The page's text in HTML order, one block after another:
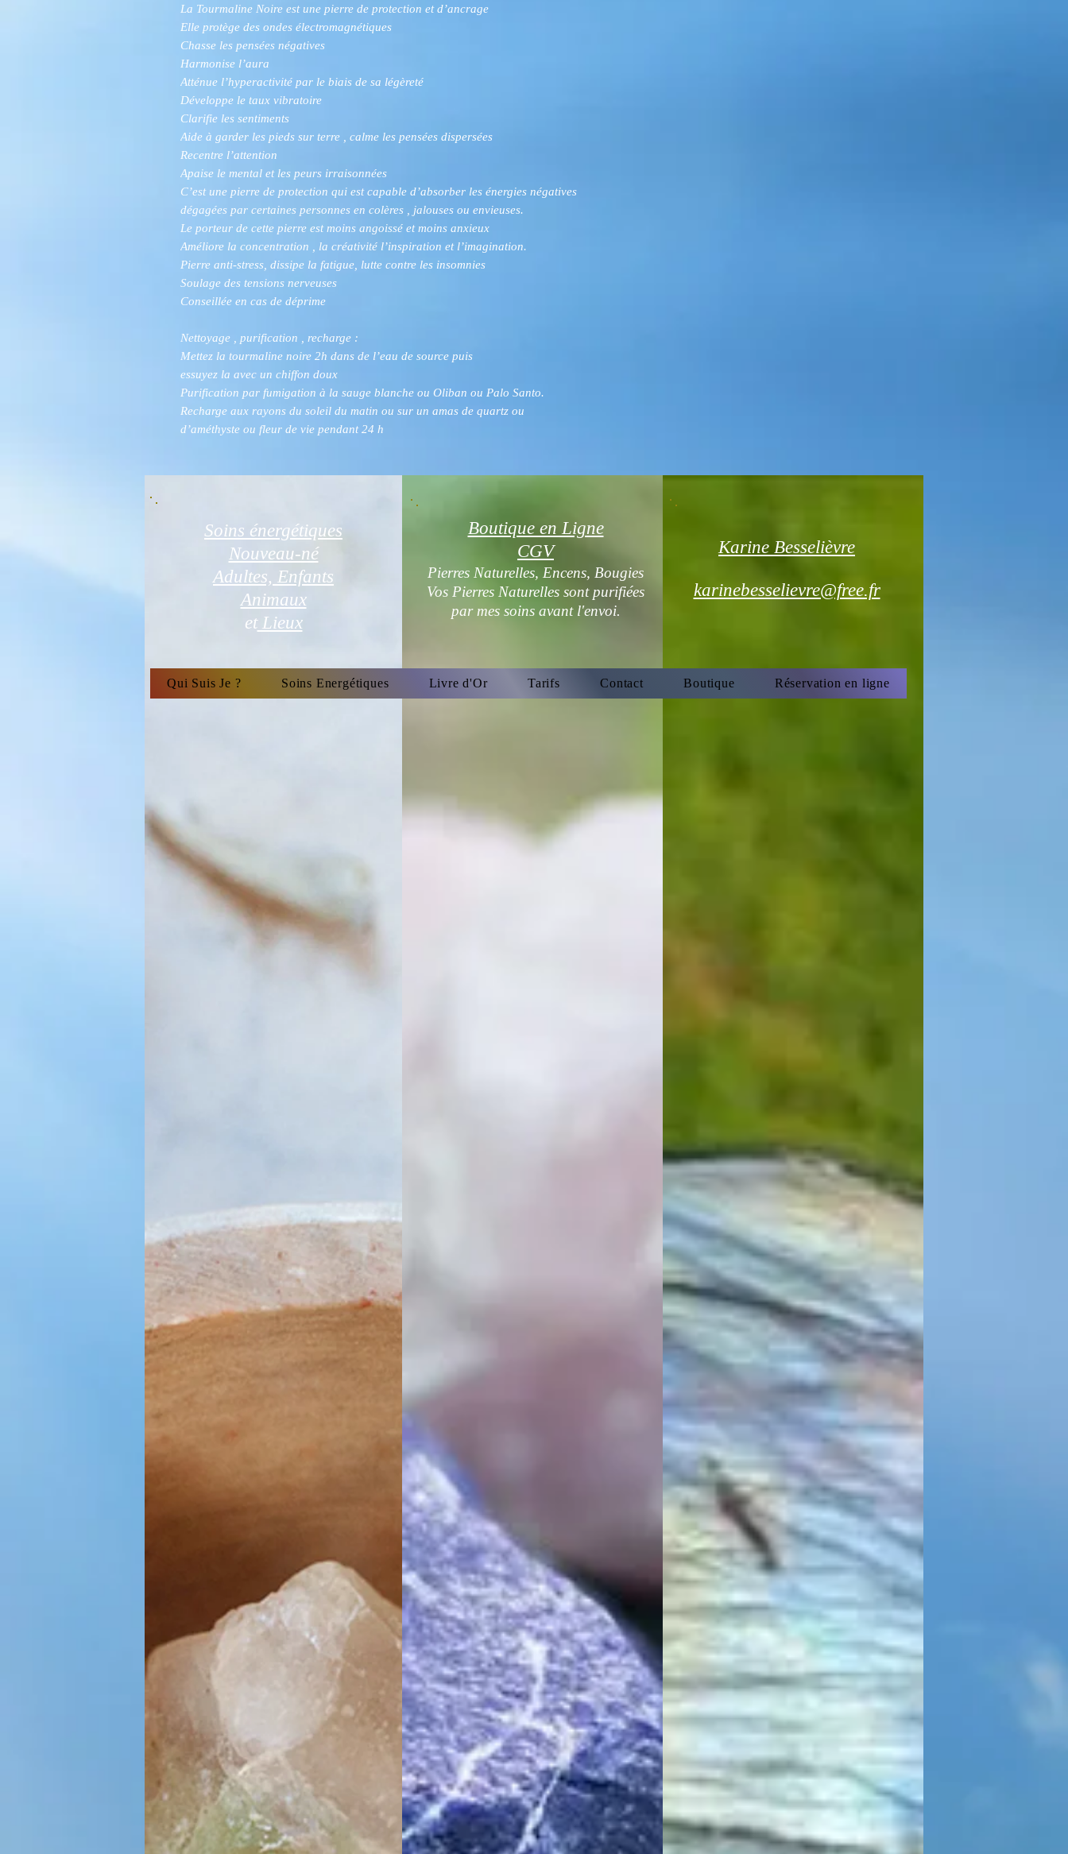
La Tourmaline Noire est une pierre de protection et d’ancrage
Elle protège des ondes électromagnétiques
Chasse les pensées négatives
Harmonise l’aura
Atténue l’hyperactivité par le biais de sa légèreté
Développe le taux vibratoire
Clarifie les sentiments
Aide à garder les pieds sur terre , calme les pensées dispersées
Recentre l’attention
Apaise le mental et les peurs irraisonnées
C’est une pierre de protection qui est capable d’absorber les énergies négatives
dégagées par certaines personnes en colères , jalouses ou envieuses.
Le porteur de cette pierre est moins angoissé et moins anxieux
Améliore la concentration , la créativité l’inspiration et l’imagination.
Pierre anti-stress, dissipe la fatigue, lutte contre les insomnies
Soulage des tensions nerveuses
Conseillée en cas de déprime
Nettoyage , purification , recharge :
Mettez la tourmaline noire 2h dans de l’eau de source puis
essuyez la avec un chiffon doux
Purification par fumigation à la sauge blanche ou Oliban ou Palo Santo.
Recharge aux rayons du soleil du matin ou sur un amas de quartz ou
d’améthyste ou fleur de vie pendant 24 h
Soins énergétiques
Nouveau-né
Adultes, Enfants
Animaux
etLieux
Boutique en Ligne
CGV
Pierres Naturelles, Encens, Bougies
Vos Pierres Naturelles sont purifiées
par mes soins avant l'envoi.
Karine Besselièvre
karinebesselievre@free.fr
Qui Suis Je ? Soins Energétiques Livre d'Or Tarifs Contact Boutique Réservation en ligne